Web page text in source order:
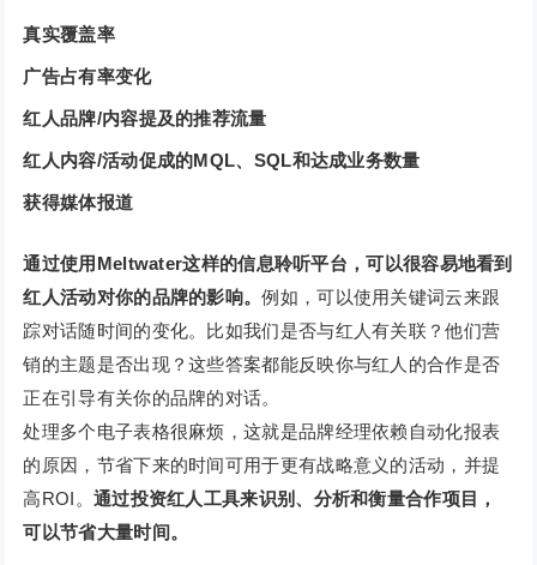
真实覆盖率
广告占有率变化
红人品牌/内容提及的推荐流量
红人内容/活动促成的MQL、SQL和达成业务数量
获得媒体报道
通过使用Meltwater这样的信息聆听平台，可以很容易地看到
红人活动对你的品牌的影响。例如，可以使用关键词云来跟
踪对话随时间的变化。比如我们是否与红人有关联？他们营
销的主题是否出现？这些答案都能反映你与红人的合作是否
正在引导有关你的品牌的对话。
处理多个电子表格很麻烦，这就是品牌经理依赖自动化报表
的原因，节省下来的时间可用于更有战略意义的活动，并提
高ROI。 通过投资红人工具来识别、分析和衡量合作项目，
可以节省大量时间。